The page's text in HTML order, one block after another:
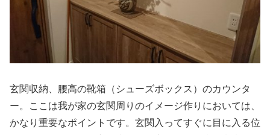
玄関収納、腰高の靴箱（シューズボックス）のカウンタ
ー。ここは我が家の玄関周りのイメージ作りにおいては、
かなり重要なポイントです。玄関入ってすぐに目に入る位